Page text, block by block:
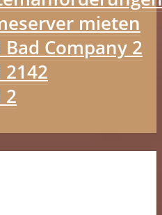
mieten
Company 2
2